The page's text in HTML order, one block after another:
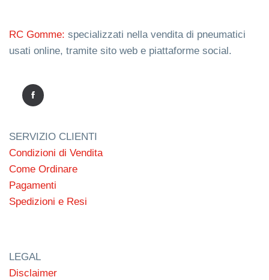
RC Gomme: specializzati nella vendita di pneumatici
usati online, tramite sito web e piattaforme social.
SERVIZIO CLIENTI
Condizioni di Vendita
Come Ordinare
Pagamenti
Spedizioni e Resi
LEGAL
Disclaimer